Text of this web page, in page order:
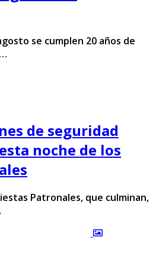
se cumplen 20 años de
de seguridad
noche de los
Patronales, que culminan,